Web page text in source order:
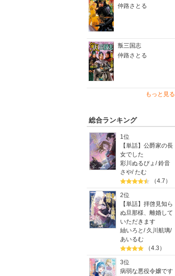
仲路さとる
叛三国志
仲路さとる
もっと見る
総合ランキング
1位
【単話】公爵家の長
女でした
彩川ぬるぴょ /鈴音
さや/たむ
（4.7）
2位
【単話】拝啓見知ら
ぬ旦那様、離婚して
いただきます
紬いろと / 久川航璃/
あいるむ
（4.3）
3位
病弱な悪役令嬢です